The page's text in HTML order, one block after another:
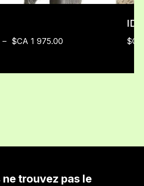
– $CA 1 975.00
ne trouvez pas le